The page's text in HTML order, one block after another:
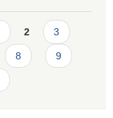
2 3
8 9